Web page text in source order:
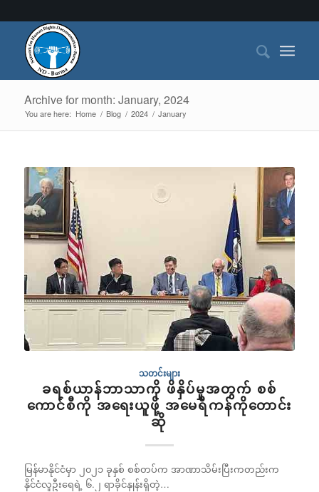
Archive for month: January, 2024
You are here: Home / Blog / 2024 / January
သတင်းများ
ခရစ်ယာန်ဘာသာကို ဖိနှိပ်မှုအတွက် စစ်
ကောင်စီကို အရေးယူဖို့ အမေရိကန်ကိုတောင်း
ဆို
မြန်မာနိုင်ငံမှာ ၂၀၂၁ ခုနှစ် စစ်တပ်က အာဏာသိမ်းပြီးကတည်းက
နိုင်ငံလူဦးရေရဲ့ ၆.၂ ရာခိုင်နှုန်းရှိတဲ့…